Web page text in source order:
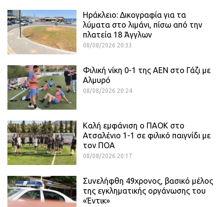
Ηράκλειο: Δικογραφία για τα
λύματα στο λιμάνι, πίσω από την
πλατεία 18 Άγγλων
08/08/2026 20:33
Φιλική νίκη 0-1 της ΑΕΝ στο Γάζι με
Αλμυρό
08/08/2026 20:24
Καλή εμφάνιση ο ΠΑΟΚ στο
Ατσαλένιο 1-1 σε φιλικό παιγνίδι με
τον ΠΟΑ
08/08/2026 20:17
Συνελήφθη 49χρονος, βασικό μέλος
της εγκληματικής οργάνωσης του
«Έντικ»